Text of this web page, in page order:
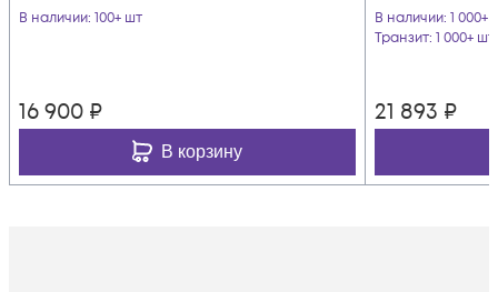
В наличии: 100+ шт
16 900 ₽
В корзину
В наличии: 1 000+
Транзит: 1 000+ шт
21 893 ₽